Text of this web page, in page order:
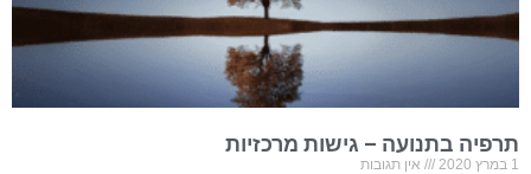
תרפיה בתנועה – גישות מרכזיות
1 במרץ 2020 אין תגובות